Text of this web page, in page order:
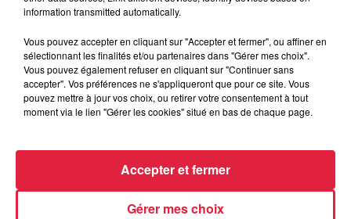
À Hoerdt, de l’eau brune sort des robinets
Depuis plusieurs jours, des habitants de Hoerdt ont vu de
l’eau brune s’écouler de leurs robinets. Face aux
information transmitted automatically.
Vous pouvez accepter en cliquant sur "Accepter et fermer", ou affiner en
sélectionnant les finalités et/ou partenaires dans "Gérer mes choix".
Vous pouvez également refuser en cliquant sur "Continuer sans
accepter". Vos préférences ne s'appliqueront que pour ce site. Vous
pouvez mettre à jour vos choix, ou retirer votre consentement à tout
moment via le lien "Gérer les cookies" situé en bas de chaque page.
Gérer mes choix
Accepter et fermer